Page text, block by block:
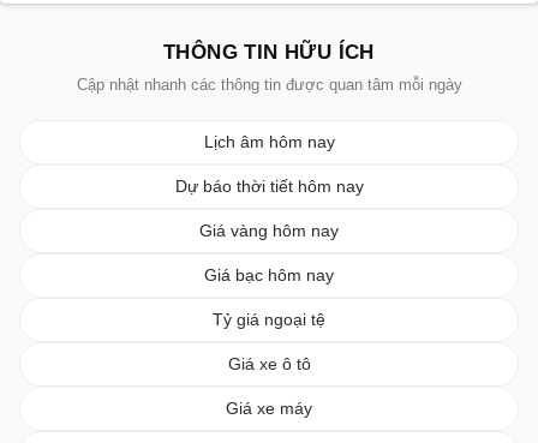
THÔNG TIN HỮU ÍCH
Cập nhật nhanh các thông tin được quan tâm mỗi ngày
Lịch âm hôm nay
Dự báo thời tiết hôm nay
Giá vàng hôm nay
Giá bạc hôm nay
Tỷ giá ngoại tệ
Giá xe ô tô
Giá xe máy